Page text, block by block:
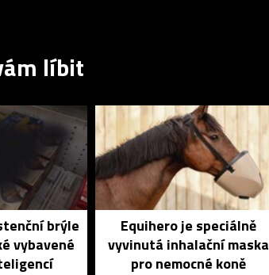
líbit
brýle
vybavené
Equihero je speciálně
vyvinutá inhalační maska
pro nemocné koně